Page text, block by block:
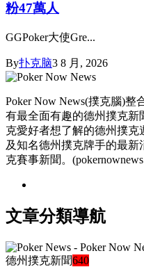
粉47萬人
GGPoker大使Gre...
By扑克脑3 8 月, 2026
Poker Now News(撲克腦)
有最全面有趣的德州撲克
克愛好者想了解的德州撲克
及知名德州撲克牌手的最新
克賽事新聞。
文章分類導航
德州撲克新聞640